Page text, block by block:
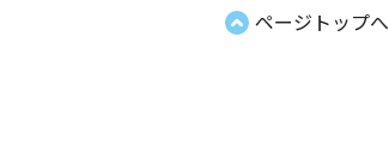
ページトップへ